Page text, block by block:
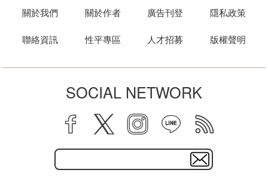
關於我們
聯絡資訊
關於作者
性平專區
廣告刊登
人才招募
隱私政策
版權聲明
SOCIAL NETWORK
facebook twitter instagram